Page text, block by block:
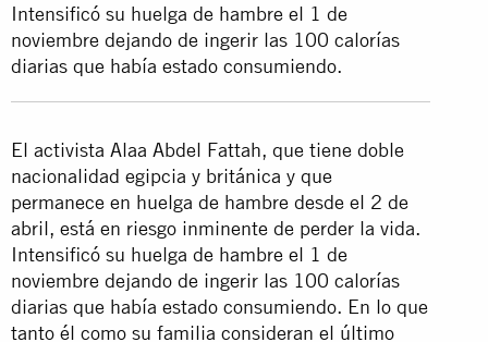
Intensificó su huelga de hambre el 1 de
noviembre dejando de ingerir las 100 calorías
diarias que había estado consumiendo.
El activista Alaa Abdel Fattah, que tiene doble
nacionalidad egipcia y británica y que
permanece en huelga de hambre desde el 2 de
abril, está en riesgo inminente de perder la vida.
Intensificó su huelga de hambre el 1 de
noviembre dejando de ingerir las 100 calorías
diarias que había estado consumiendo. En lo que
tanto él como su familia consideran el último